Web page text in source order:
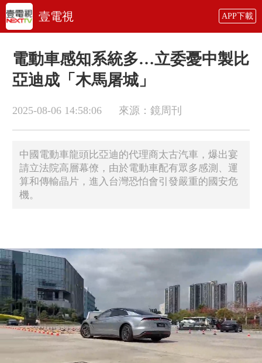
壹電視 APP下載
電動車感知系統多…立委憂中製比
亞迪成「木馬屠城」
2025-08-06 14:58:06 來源：鏡周刊
中國電動車龍頭比亞迪的代理商太古汽車，爆出宴
請立法院高層幕僚，由於電動車配有眾多感測、運
算和傳輸晶片，進入台灣恐怕會引發嚴重的國安危
機。